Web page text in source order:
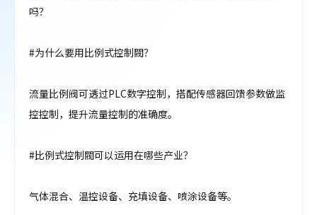
吗？
#为什么要用比例式控制閥？
流量比例阀可透过PLC数字控制，搭配传感器回馈参数做监
控控制，提升流量控制的准确度。
#比例式控制閥可以运用在哪些产业？
气体混合、温控设备、充填设备、喷涂设备等。